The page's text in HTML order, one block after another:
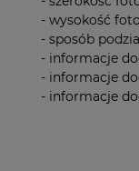
- wysokość
- sposób
- informacje
- informacje
- informacje